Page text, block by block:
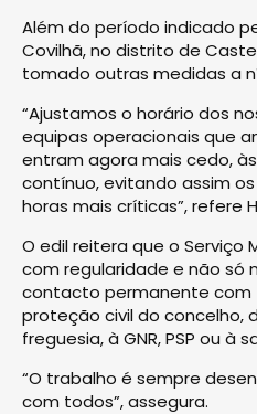
Além do período indicado
Covilhã, no distrito de
tomado outras medidas a
“Ajustamos o horário dos
equipas operacionais que
entram agora mais cedo,
contínuo, evitando assim
horas mais críticas”, refere
O edil reitera que o Serviço
com regularidade e não só
contacto permanente com
proteção civil do concelho,
freguesia, à GNR, PSP ou à
“O trabalho é sempre
com todos”, assegura.